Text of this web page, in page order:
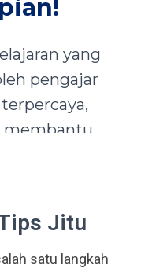
yang
pengajar
membantu
Taruna,
terbaik
Jitu
satu langkah